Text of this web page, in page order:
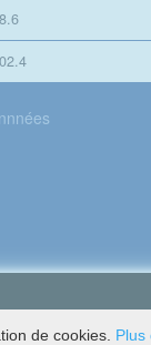
de cookies. Plus